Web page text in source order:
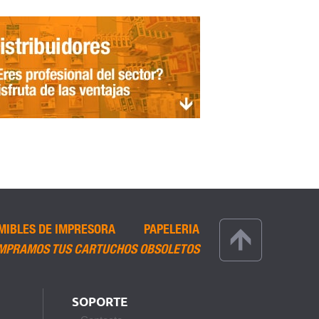
DE IMPRESORA
PAPELERIA
TUS CARTUCHOS OBSOLETOS
SOPORTE